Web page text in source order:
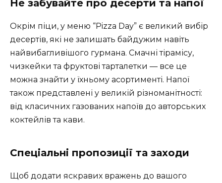
Не забувайте про десерти та напої
Окрім піци, у меню “Pizza Day” є великий вибір
десертів, які не залишать байдужим навіть
найвибагливішого гурмана. Смачні тірамісу,
чизкейки та фруктові тарталетки — все це
можна знайти у їхньому асортименті. Напої
також представлені у великій різноманітності:
від класичних газованих напоїв до авторських
коктейлів та кави.
Спеціальні пропозиції та заходи
Щоб додати яскравих вражень до вашого